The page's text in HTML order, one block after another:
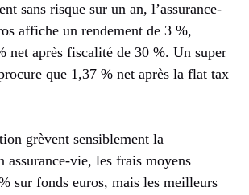
sans risque sur un an, l’assurance-
affiche un rendement de 3 %,
net après fiscalité de 30 %. Un super
que 1,37 % net après la flat tax
grèvent sensiblement la
assurance-vie, les frais moyens
sur fonds euros, mais les meilleurs